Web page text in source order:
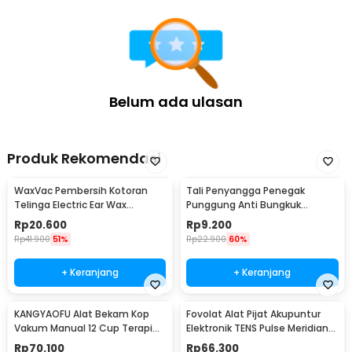
Belum ada ulasan
Produk Rekomendasi
WaxVac Pembersih Kotoran
Telinga Electric Ear Wax
Vacuum Silicon Tip - 682
Rp20.600
Rp41.900 51%
+ Keranjang
Tali Penyangga Penegak
Punggung Anti Bungkuk
Posture Corrector Size S
Rp9.200
Rp22.900 60%
+ Keranjang
KANGYAOFU Alat Bekam Kop
Vakum Manual 12 Cup Terapi
Cupping Set - KN12
Rp70.100
Fovolat Alat Pijat Akupuntur
Elektronik TENS Pulse Meridian
Massager - SY-D2-116
Rp66.300